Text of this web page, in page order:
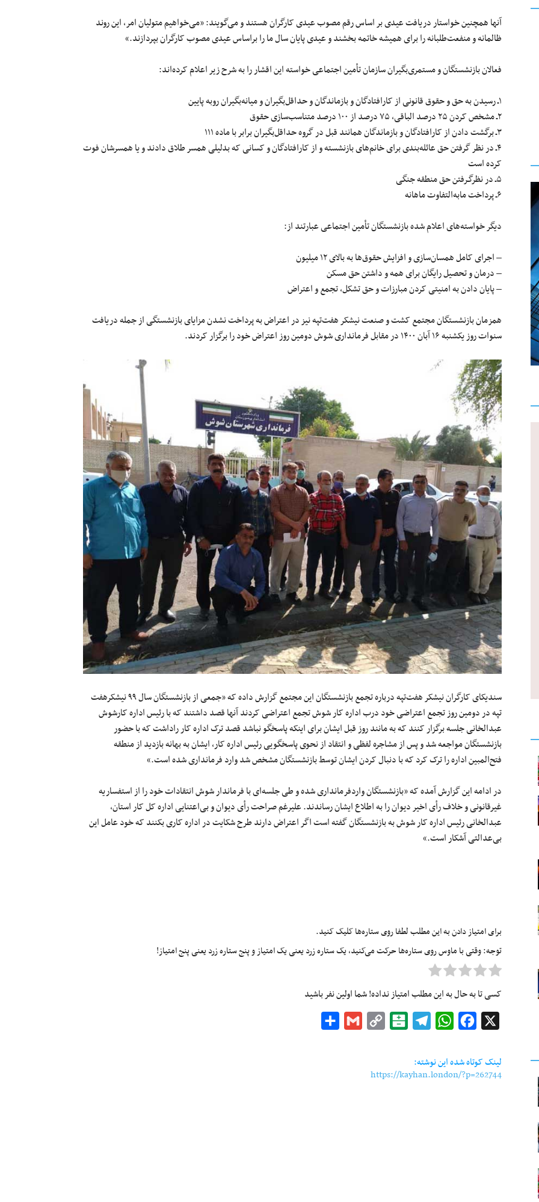
آنها همچنین خواستار دریافت عیدی بر اساس رقم مصوب عیدی کارگران هستند و می‌گویند: «می‌خواهیم متولیان امر، این روند
ظالمانه و منفعت‌طلبانه را برای همیشه خاتمه بخشند و عیدی پایان سال ما را براساس عیدی مصوب کارگران بپردازند.»
فعالان بازنشستگان و مستمری‌بگیران سازمان تأمین اجتماعی خواسته این اقشار را به شرح زیر اعلام کرده‌اند:
۱ـ رسیدن به حق و حقوق قانونی از کارافتادگان و بازماندگان و حداقل‌بگیران و میانه‌بگیران روبه پایین
۲ـ مشخص کردن ۲۵ درصد الباقی، ۷۵ درصد از ۱۰۰ درصد متناسب‌سازی حقوق
۳ـ برگشت دادن از کارافتادگان و بازماندگان همانند قبل در گروه حداقل‌بگیران برابر با ماده ۱۱۱
۴ـ در نظر گرفتن حق عائله‌بندی برای خانم‌های بازنشسته و از کارافتادگان و کسانی که بدلیلی همسر طلاق دادند و یا همسرشان فوت
کرده است
۵ـ در نظرگـرفتن حق منطقه جنگی
۶ـ پرداخت مابه‌التفاوت ماهانه
دیگر خواسته‌های اعلام شده بازنشستگان تأمین اجتماعی عبارتند از:
– اجرای کامل همسان‌سازی و افزایش حقوق‌ها به بالای ۱۲ میلیون
– درمان و تحصیل رایگان برای همه و داشتن حق مسکن
– پایان دادن به امنیتی کردن مبارزات و حق تشکل، تجمع و اعتراض
همزمان بازنشستگان مجتمع کشت و صنعت نیشکر هفت‌تپه نیز در اعتراض به پرداخت نشدن مزایای بازنشستگی از جمله دریافت
سنوات روز یکشنبه ۱۶ آبان ۱۴۰۰ در مقابل فرمانداری شوش دومین روز اعتراض خود را برگزار کردند.
سندیکای کارگران نیشکر هفت‌تپه درباره تجمع بازنشستگان این مجتمع گزارش داده که «جمعی از بازنشستگان سال ۹۹ نیشکرهفت
تپه در دومین روز تجمع اعتراضی خود درب اداره کار شوش تجمع اعتراضی کردند آنها قصد داشتند که با رئیس اداره کارشوش
عبدالخانی جلسه برگزار کنند که به مانند روز قبل ایشان برای اینکه پاسخگو نباشد قصد ترک اداره کار راداشت که با حضور
بازنشستگان مواجعه شد و پس از مشاجره لفظی و انتقاد از نحوی پاسخگویی رئیس اداره کار، ایشان به بهانه بازدید از منطقه
فتح‌المبین اداره را ترک کرد که با دنبال کردن ایشان توسط بازنشستگان مشخص شد وارد فرمانداری شده است.»
در ادامه این گزارش آمده که «بازنشستگان واردفرمانداری شده و طی جلسه‌ای با فرماندار شوش انتقادات خود را از استفساریه
غیرقانونی و خلاف رأی اخیر دیوان را به اطلاع ایشان رساندند. علیرغم صراحت رأی دیوان و بی‌اعتنایی اداره کل کار استان،
عبدالخانی رئیس اداره کار شوش به بازنشستگان گفته است اگر اعتراض دارند طرح شکایت در اداره کاری بکنند که خود عامل این
بی‌عدالتی آشکار است.»
برای امتیاز دادن به این مطلب لطفا روی ستاره‌ها کلیک کنید.
توجه: وقتی با ماوس روی ستاره‌ها حرکت می‌کنید، یک ستاره زرد یعنی یک امتیاز و پنج ستاره زرد یعنی پنج امتیاز!
کسی تا به حال به این مطلب امتیاز نداده! شما اولین نفر باشید
Facebook
WhatsApp
Telegram
Balatarin
Copy
Gmail
لینک کوتاه شده این نوشته:
https://kayhan.london/?p=262744